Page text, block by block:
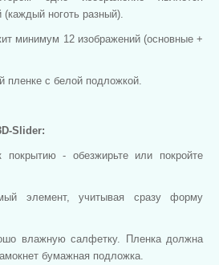
ноготь разный).
минимум 12 изображений (основные +
пленке с белой подложкой.
Slider:
покрытию - обезжирьте или покройте
элемент, учитывая сразу форму
влажную салфетку. Пленка должна
бумажная подложка.